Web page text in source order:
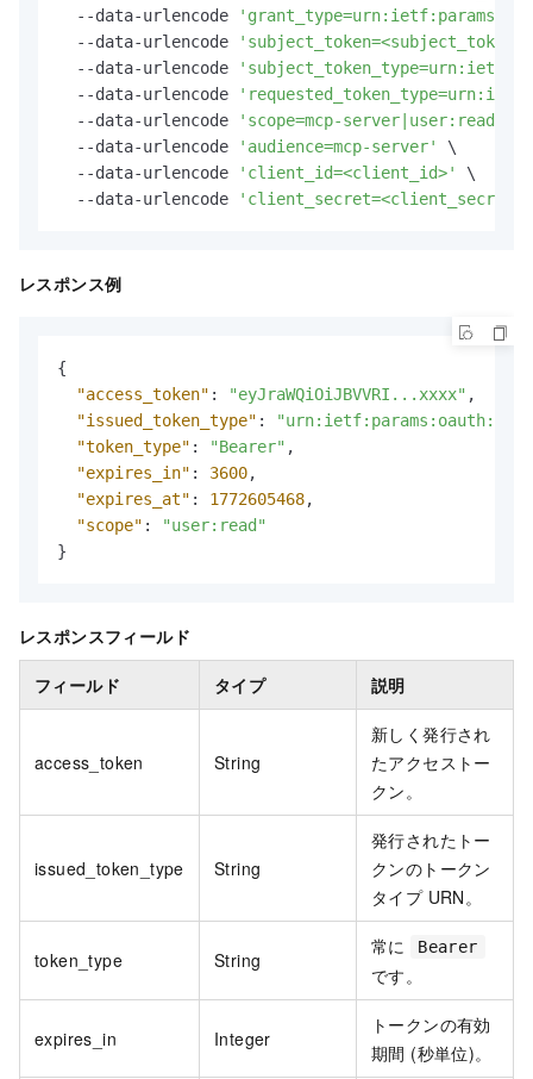
  --data-urlencode
  --data-urlencode
'subject_token=<subject_token>'
  --data-urlencode
  --data-urlencode
  --data-urlencode
'scope=mcp-server|user:read'
  --data-urlencode
'audience=mcp-server'
\
  --data-urlencode
'client_id=<client_id>'
\
  --data-urlencode
'client_secret=<client_secret>'
レスポンス例
{
"access_token" : "eyJraWQiOiJBVVRI...xxxx" ,
"issued_token_type" :
"token_type" : "Bearer" ,
"expires_in" : 3600,
"expires_at" : 1772605468,
"scope" :
"user:read"
}
レスポンスフィールド
フィールド タイプ 説明
access_token String
新しく発行され
たアクセストー
クン。
issued_token_type String
発行されたトー
クンのトークン
タイプ URN。
token_type String
常に Bearer
です。
expires_in Integer
トークンの有効
期間 (秒単位)。